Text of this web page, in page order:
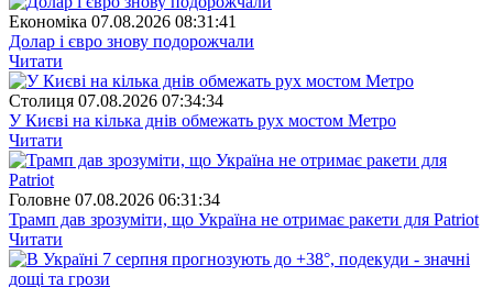
Економіка 07.08.2026 08:31:41
Долар і євро знову подорожчали
Читати
Столиця 07.08.2026 07:34:34
У Києві на кілька днів обмежать рух мостом Метро
Читати
Головне 07.08.2026 06:31:34
Трамп дав зрозуміти, що Україна не отримає ракети для Patriot
Читати